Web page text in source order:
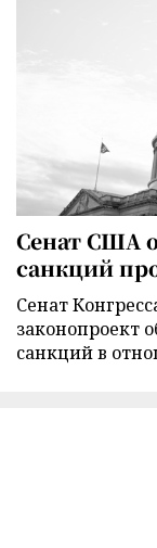
Сенат США
санкций
Сенат
законопроект
санкций в